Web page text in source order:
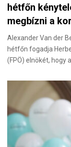
hétfőn
megbízni a
Alexander Van der
hétfőn fogadja
(FPÖ) elnökét, hogy